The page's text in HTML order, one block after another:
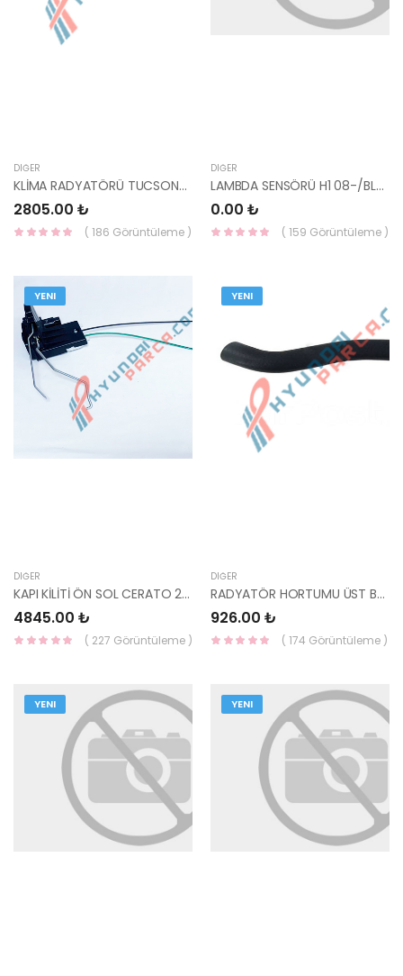
DIĞER
KLİMA RADYATÖRÜ TUCSON/SPORTAGE 2016- DİZEL/BENZ.4X4 97606-D7050-YS
2805.00 ₺
( 186 Görüntüleme )
DIĞER
LAMBDA SENSÖRÜ H1 08-/BLUE/İ20/CEED10-12/YENİ İ30/ -YS
0.00 ₺
( 159 Görüntüleme )
YENI
DIĞER
KAPI KİLİTİ ÖN SOL CERATO 2004-2009 81310-2F010-HMC
4845.00 ₺
( 227 Görüntüleme )
YENI
DIĞER
RADYATÖR HORTUMU ÜST BLUE / RİO 12- BENZİNLİ 25411-1R150-YS
926.00 ₺
( 174 Görüntüleme )
YENI YENI